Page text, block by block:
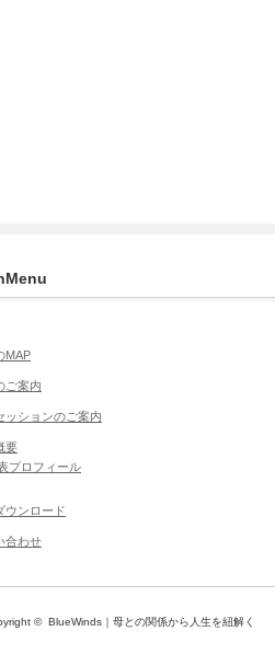
MAP
ご案内
ッションのご案内
要
プロフィール
ウンロード
合わせ
© BlueWinds｜母との関係から人生を紐解く